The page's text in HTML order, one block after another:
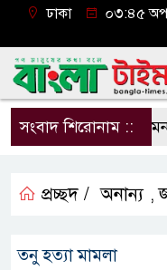
ঢাকা
০৩:৪৫
সংবাদ শিরোনাম ::
প্রচ্ছদ / অনান্য ,
তনু হত্যা মামলা